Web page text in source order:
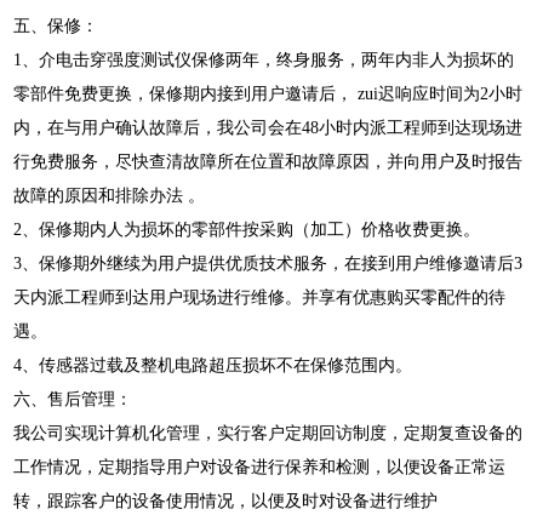
五、保修：
1、介电击穿强度测试仪保修两年，终身服务，两年内非人为损坏的
零部件免费更换，保修期内接到用户邀请后， zui迟响应时间为2小时
内，在与用户确认故障后，我公司会在48小时内派工程师到达现场进
行免费服务，尽快查清故障所在位置和故障原因，并向用户及时报告
故障的原因和排除办法 。
2、保修期内人为损坏的零部件按采购（加工）价格收费更换。
3、保修期外继续为用户提供优质技术服务，在接到用户维修邀请后3
天内派工程师到达用户现场进行维修。并享有优惠购买零配件的待
遇。
4、传感器过载及整机电路超压损坏不在保修范围内。
六、售后管理：
我公司实现计算机化管理，实行客户定期回访制度，定期复查设备的
工作情况，定期指导用户对设备进行保养和检测，以便设备正常运
转，跟踪客户的设备使用情况，以便及时对设备进行维护